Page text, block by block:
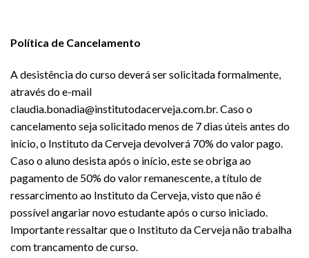
Política de Cancelamento
A desistência do curso deverá ser solicitada formalmente,
através do e-mail
claudia.bonadia@institutodacerveja.com.br. Caso o
cancelamento seja solicitado menos de 7 dias úteis antes do
início, o Instituto da Cerveja devolverá 70% do valor pago.
Caso o aluno desista após o início, este se obriga ao
pagamento de 50% do valor remanescente, a título de
ressarcimento ao Instituto da Cerveja, visto que não é
possível angariar novo estudante após o curso iniciado.
Importante ressaltar que o Instituto da Cerveja não trabalha
com trancamento de curso.